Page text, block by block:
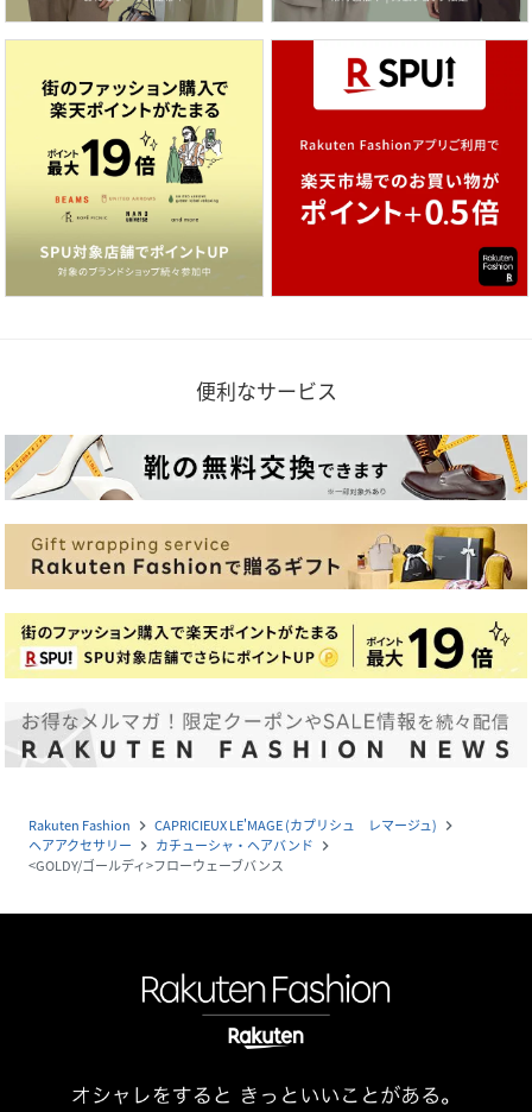
便利なサービス
Rakuten Fashion navigate_next CAPRICIEUX LE'MAGE (カプリシュ レマージュ) navigate_next
ヘアアクセサリー navigate_next カチューシャ・ヘアバンド navigate_next
<GOLDY/ゴールディ>フローウェーブバンス